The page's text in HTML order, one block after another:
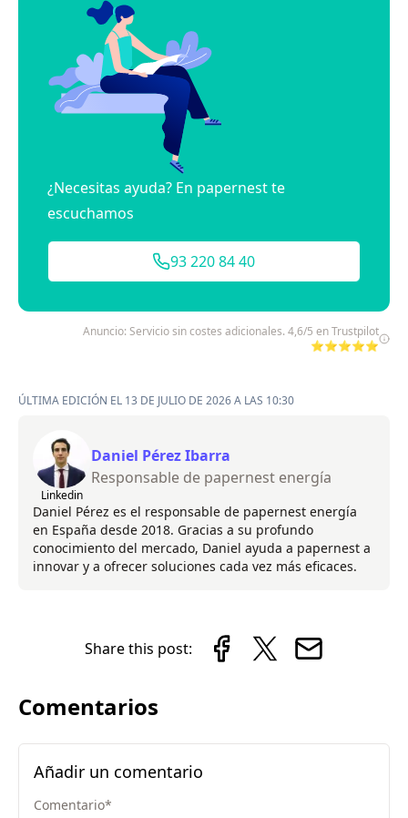
¿Necesitas ayuda? En papernest te
escuchamos
93 220 84 40
Anuncio: Servicio sin costes adicionales. 4,6/5 en Trustpilot
⭐⭐⭐⭐⭐
ÚLTIMA EDICIÓN EL 13 DE JULIO DE 2026 A LAS 10:30
Linkedin
Daniel Pérez Ibarra
Responsable de papernest energía
Daniel Pérez es el responsable de papernest energía
en España desde 2018. Gracias a su profundo
conocimiento del mercado, Daniel ayuda a papernest a
innovar y a ofrecer soluciones cada vez más eficaces.
Share this post:
Comentarios
Añadir un comentario
Comentario*